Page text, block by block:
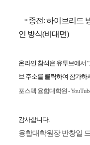
* 종전:하이브리드
인 방식(비대면)
온라인 참석은 유투브에서 "
브 주소를 클릭하여 참가하
포스텍 융합대학원 -
감사합니다.
융합대학원장 반창일